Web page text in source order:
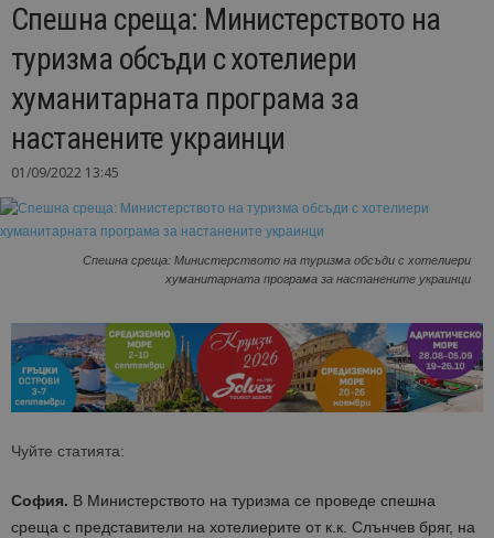
Спешна среща: Министерството на
туризма обсъди с хотелиери
хуманитарната програма за
настанените украинци
01/09/2022 13:45
Спешна среща: Министерството на туризма обсъди с хотелиери
хуманитарната програма за настанените украинци
Чуйте статията:
София. В Министерството на туризма се проведе спешна
среща с представители на хотелиерите от к.к. Слънчев бряг, на